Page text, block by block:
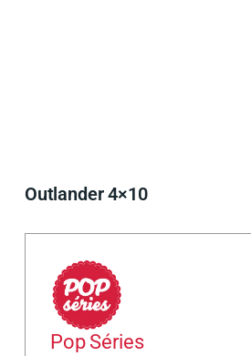
Outlander 4×10
Pop Séries